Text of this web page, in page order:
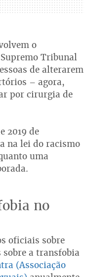
o
Tribunal
de alterarem
– agora,
por cirurgia de
2019 de
na lei do racismo
uma
no
oficiais sobre
sobre a transfobia
(Associação